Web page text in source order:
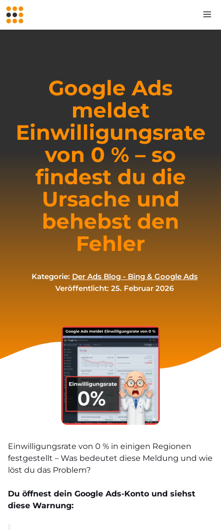
Zum
Inhalt
springen
Google Ads
meldet
Einwilligungsrate
von 0 % – so
findest du die
Ursache und
behebst den
Fehler
Kategorie: Der Ads Blog - Bing & Google Ads
Veröffentlicht: 25. Februar 2026
Einwilligungsrate von 0 % in einigen Regionen
festgestellt – Was bedeutet diese Meldung und wie
löst du das Problem?
Du öffnest dein Google Ads-Konto und siehst
diese Warnung: